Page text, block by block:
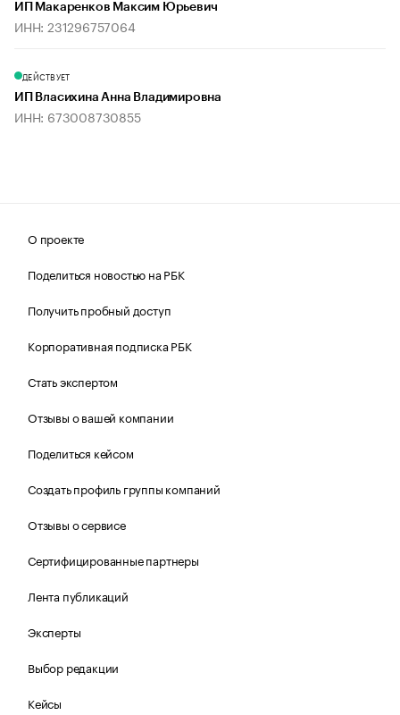
ИП Макаренков Максим Юрьевич
ИНН: 231296757064
ДЕЙСТВУЕТ
ИП Власихина Анна Владимировна
ИНН: 673008730855
О проекте
Поделиться новостью на РБК
Получить пробный доступ
Корпоративная подписка РБК
Стать экспертом
Отзывы о вашей компании
Поделиться кейсом
Создать профиль группы компаний
Отзывы о сервисе
Сертифицированные партнеры
Лента публикаций
Эксперты
Выбор редакции
Кейсы